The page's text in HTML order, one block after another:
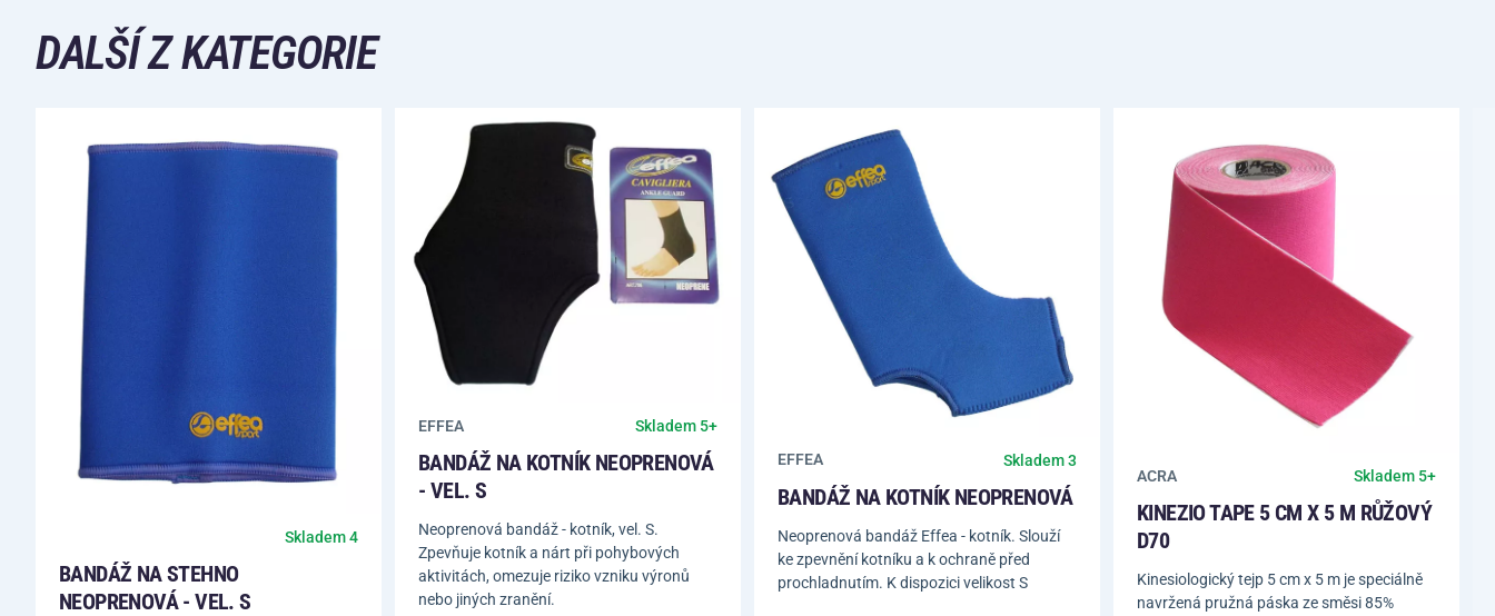
DALŠÍ Z KATEGORIE
Skladem 4
BANDÁŽ NA STEHNO
NEOPRENOVÁ - VEL. S
EFFEA Skladem 5+
BANDÁŽ NA KOTNÍK NEOPRENOVÁ
- VEL. S
Neoprenová bandáž - kotník, vel. S.
Zpevňuje kotník a nárt při pohybových
aktivitách, omezuje riziko vzniku výronů
nebo jiných zranění.
EFFEA Skladem 3
BANDÁŽ NA KOTNÍK NEOPRENOVÁ
Neoprenová bandáž Effea - kotník. Slouží
ke zpevnění kotníku a k ochraně před
prochladnutím. K dispozici velikost S
ACRA Skladem 5+
KINEZIO TAPE 5 CM X 5 M RŮŽOVÝ
D70
Kinesiologický tejp 5 cm x 5 m je speciálně
navržená pružná páska ze směsi 85%